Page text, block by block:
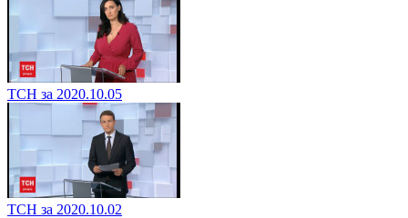
ТСН за 2020.10.05
ТСН за 2020.10.02